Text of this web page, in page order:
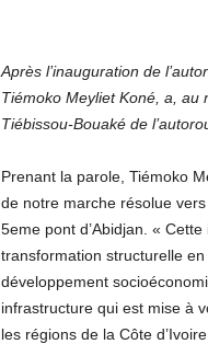
Après l’inauguration de
Tiémoko Meyliet Koné, a, au
Tiébissou-Bouaké de
Prenant la parole, Tiémoko
de notre marche résolue
5eme pont d’Abidjan. «
transformation structurelle
développement
infrastructure qui est mise à
les régions de la Côte